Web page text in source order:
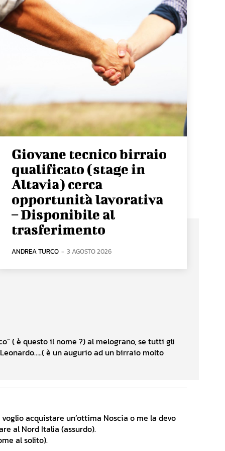
Giovane tecnico birraio
qualificato (stage in
Altavia) cerca
opportunità lavorativa
– Disponibile al
trasferimento
ANDREA TURCO - 3 AGOSTO 2026
( è questo il nome ?) al melograno, se tutti gli
è un augurio ad un birraio molto
acquistare un’ottima Noscia o me la devo
al Nord Italia (assurdo).
al solito).